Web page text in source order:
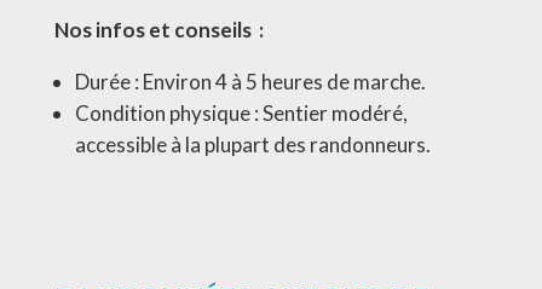
Nos infos et conseils :
Durée : Environ 4 à 5 heures de marche.
Condition physique : Sentier modéré,
accessible à la plupart des randonneurs.